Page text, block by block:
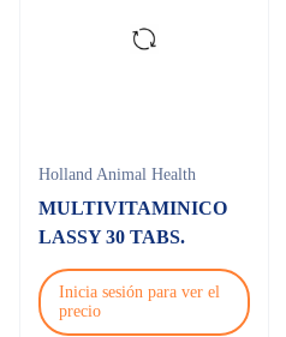
Holland Animal Health
MULTIVITAMINICO
LASSY 30 TABS.
Inicia sesión para ver el
precio